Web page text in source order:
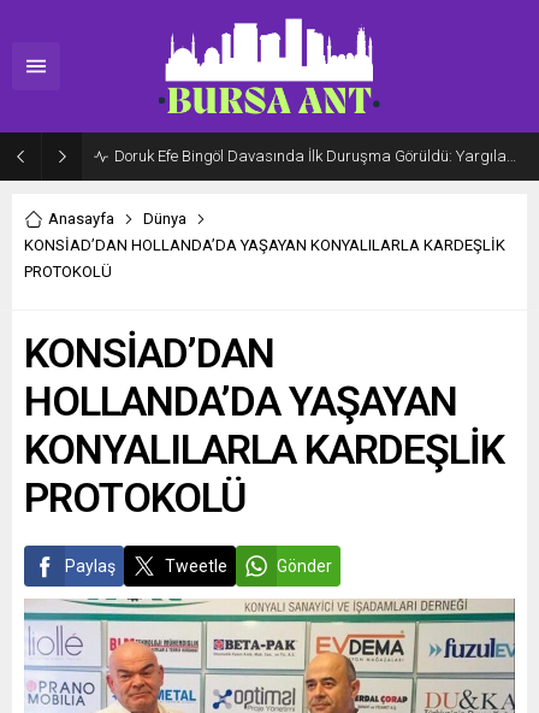
Doruk Efe Bingöl Davasında İlk Duruşma Görüldü: Yargılama 20 Ekim 2026’ya Ertelendi
Anasayfa
Dünya
KONSİAD’DAN HOLLANDA’DA YAŞAYAN KONYALILARLA KARDEŞLİK
PROTOKOLÜ
KONSİAD’DAN
HOLLANDA’DA YAŞAYAN
KONYALILARLA KARDEŞLİK
PROTOKOLÜ
Paylaş Tweetle Gönder